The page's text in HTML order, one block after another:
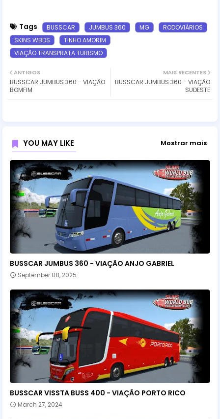
Tags BUSSCAR JUMBUS 360 MG
RODOVIÁRIOS
SKINS WBDS
TINHO AMORIM
VIAÇÃO TRANSPRATA TURISMO
MAIS RECENTES
BUSSCAR JUMBUS 360 - VIAÇÃO
SUDESTE
ANTIGOS
BUSSCAR JUMBUS 360 - VIAÇÃO
BOMFIM
YOU MAY LIKE Mostrar mais
BUSSCAR JUMBUS 360 - VIAÇÃO ANJO GABRIEL
September 08, 2025
BUSSCAR VISSTA BUSS 400 - VIAÇÃO PORTO RICO
March 27, 2024